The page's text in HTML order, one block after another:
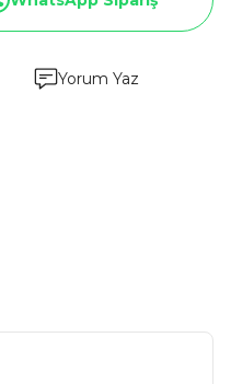
Yorum Yaz